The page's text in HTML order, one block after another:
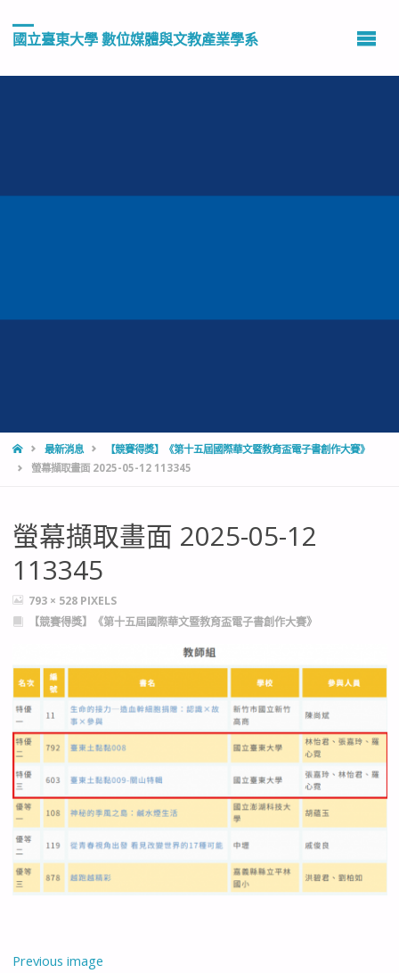
國立臺東大學 數位媒體與文教產業學系
HOME最新消息
【競賽得獎】《第十五屆國際華文暨教育盃電子書創作大賽》
螢幕擷取畫面 2025-05-12 113345
螢幕擷取畫面 2025-05-12
113345
FULL
SIZE
793 × 528 PIXELS
【競賽得獎】《第十五屆國際華文暨教育盃電子書創作大賽》
Previous image